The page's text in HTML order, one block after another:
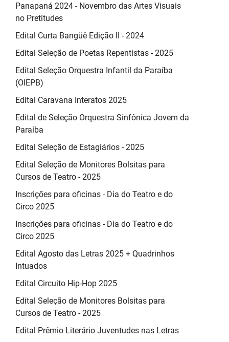
Panapaná 2024 - Novembro das Artes Visuais
no Pretitudes
Edital Curta Bangüê Edição II - 2024
Edital Seleção de Poetas Repentistas - 2025
Edital Seleção Orquestra Infantil da Paraíba
(OIEPB)
Edital Caravana Interatos 2025
Edital de Seleção Orquestra Sinfônica Jovem da
Paraíba
Edital Seleção de Estagiários - 2025
Edital Seleção de Monitores Bolsitas para
Cursos de Teatro - 2025
Inscrições para oficinas - Dia do Teatro e do
Circo 2025
Inscrições para oficinas - Dia do Teatro e do
Circo 2025
Edital Agosto das Letras 2025 + Quadrinhos
Intuados
Edital Circuito Hip-Hop 2025
Edital Seleção de Monitores Bolsitas para
Cursos de Teatro - 2025
Edital Prêmio Literário Juventudes nas Letras